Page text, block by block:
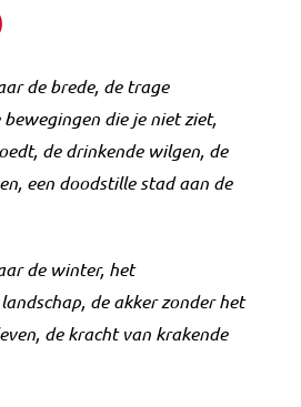
de brede, de trage
bewegingen die je niet ziet,
de drinkende wilgen, de
een doodstille stad aan de
de winter, het
landschap, de akker zonder het
de kracht van krakende